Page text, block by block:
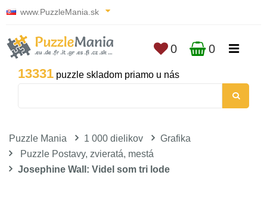
www.PuzzleMania.sk
13331 puzzle skladom priamo u nás
0 0
Puzzle Mania 1 000 dielikov
Grafika
Puzzle Postavy, zvieratá, mestá
Josephine Wall: Videl som tri lode